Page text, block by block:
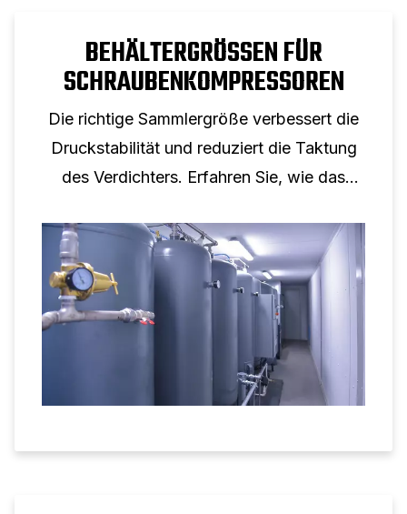
BEHÄLTERGRÖSSEN FÜR S
CHRAUBENKOMPRESSOREN
Die richtige Sammlergröße verbessert die
Druckstabilität und reduziert die Taktung
des Verdichters. Erfahren Sie, wie das
Schraubenkompressoren unterstützt.